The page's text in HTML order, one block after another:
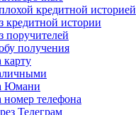
кредитной историей
кредитной истории
поручителей
получения
карту
Юмани
номер телефона
Телеграм